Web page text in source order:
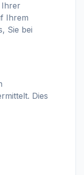
Ihrer
Ihrem
Sie bei
Dies